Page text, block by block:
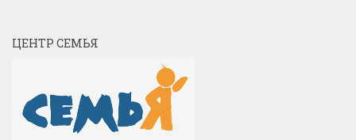
ЦЕНТР СЕМЬЯ